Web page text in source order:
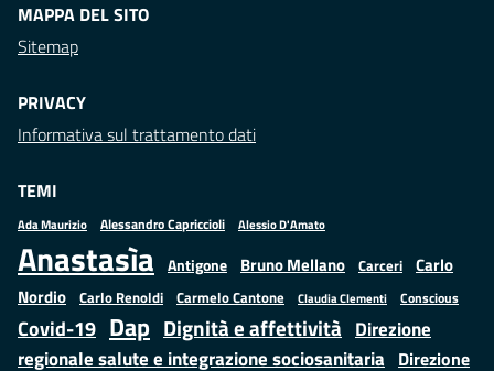
MAPPA DEL SITO
Sitemap
PRIVACY
Informativa sul trattamento dati
TEMI
Ada Maurizio Alessandro Capriccioli Alessio D'Amato
Anastasìa Antigone Bruno Mellano Carceri
Carlo
Nordio Carlo Renoldi Carmelo Cantone Claudia Clementi Conscious
Covid-19 Dap Dignità e affettività Direzione
regionale salute e integrazione sociosanitaria Direzione